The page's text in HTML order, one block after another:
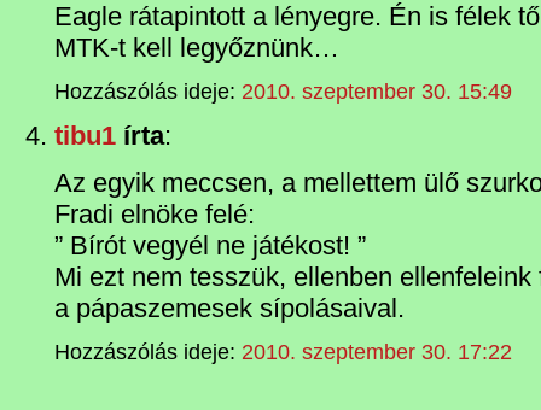
Eagle rátapintott a lényegre. Én is félek
MTK-t kell legyőznünk…
Hozzászólás ideje: 2010. szeptember 30. 15:49
tibu1 írta:
Az egyik meccsen, a mellettem ülő
Fradi elnöke felé:
” Bírót vegyél ne játékost! ”
Mi ezt nem tesszük, ellenben
a pápaszemesek sípolásaival.
Hozzászólás ideje: 2010. szeptember 30. 17:22